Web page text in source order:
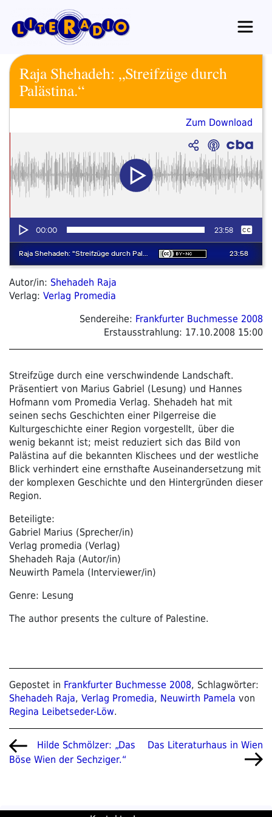
Inhalt
springen
Raja Shehadeh: „Streifzüge durch
Palästina.“
Zum Download
Autor/in: Shehadeh Raja
Verlag: Verlag Promedia
Sendereihe: Frankfurter Buchmesse 2008
Erstausstrahlung: 17.10.2008 15:00
Streifzüge durch eine verschwindende Landschaft.
Präsentiert von Marius Gabriel (Lesung) und Hannes
Hofmann vom Promedia Verlag. Shehadeh hat mit
seinen sechs Geschichten einer Pilgerreise die
Kulturgeschichte einer Region vorgestellt, über die
wenig bekannt ist; meist reduziert sich das Bild von
Palästina auf die bekannten Klischees und der westliche
Blick verhindert eine ernsthafte Auseinandersetzung mit
der komplexen Geschichte und den Hintergründen dieser
Region.
Beteiligte:
Gabriel Marius (Sprecher/in)
Verlag promedia (Verlag)
Shehadeh Raja (Autor/in)
Neuwirth Pamela (Interviewer/in)
Genre: Lesung
The author presents the culture of Palestine.
Gepostet in Frankfurter Buchmesse 2008, Schlagwörter:
Shehadeh Raja, Verlag Promedia, Neuwirth Pamela von
Regina Leibetseder-Löw.
Beitragsnavigation
Vorheriger
Beitrag
Hilde Schmölzer: „Das
Böse Wien der Sechziger.“
Nächster
Das Literaturhaus in Wien